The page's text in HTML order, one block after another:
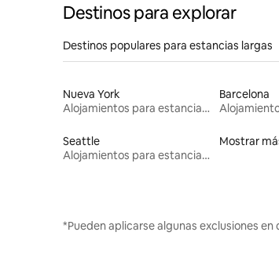
Destinos para explorar
Destinos populares para estancias largas
Nueva York
Alojamientos para estancias largas
Barcelona
Seattle
Alojamientos para estancias largas
Mostrar
*Pueden aplicarse algunas exclusiones